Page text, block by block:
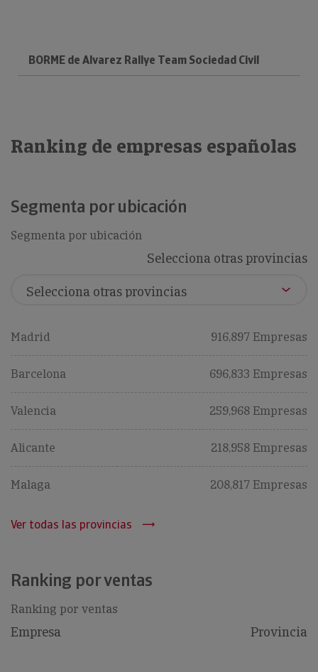
BORME de Alvarez Rallye Team Sociedad Civil
Ranking de empresas españolas
Segmenta por ubicación
Segmenta por ubicación
Selecciona otras provincias
Madrid 916,897 Empresas
Barcelona 696,833 Empresas
Valencia 259,968 Empresas
Alicante 218,958 Empresas
Malaga 208,817 Empresas
Ver todas las provincias
Ranking por ventas
Ranking por ventas
Empresa Provincia